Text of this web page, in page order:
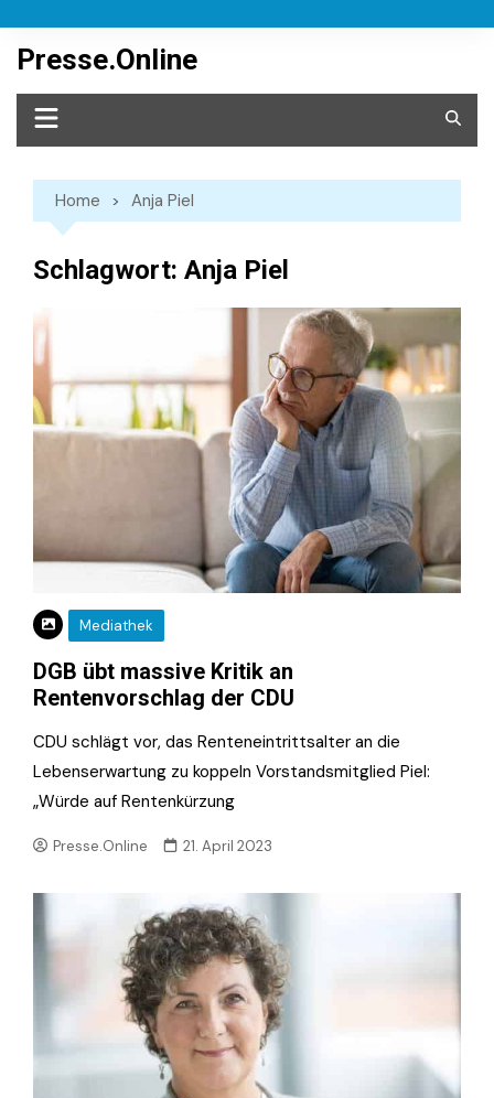
content
Presse.Online
Home Anja Piel
Schlagwort: Anja Piel
Mediathek
DGB übt massive Kritik an
Rentenvorschlag der CDU
CDU schlägt vor, das Renteneintrittsalter an die
Lebenserwartung zu koppeln Vorstandsmitglied Piel:
„Würde auf Rentenkürzung
Presse.Online 21. April 2023